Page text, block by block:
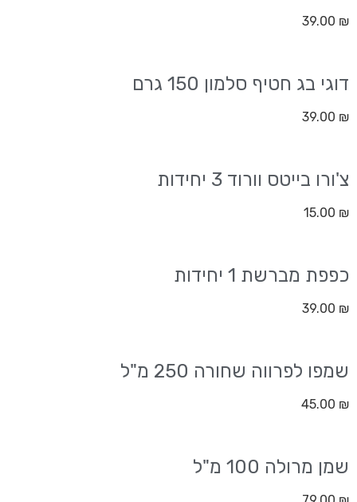
39.00 ₪
דוגי בג חטיף סלמון 150 גרם
39.00 ₪
צ'ורו בייטס וורוד 3 יחידות
15.00 ₪
כפפת מברשת 1 יחידות
39.00 ₪
שמפו לפרווה שחורה 250 מ"ל
45.00 ₪
שמן מרולה 100 מ"ל